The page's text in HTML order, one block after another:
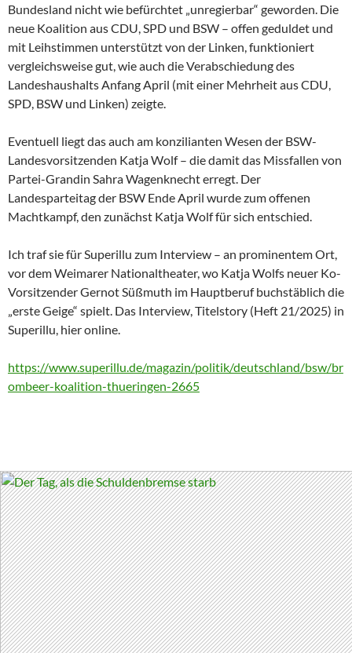
Bundesland nicht wie befürchtet „unregierbar“ geworden. Die
neue Koalition aus CDU, SPD und BSW – offen geduldet und
mit Leihstimmen unterstützt von der Linken, funktioniert
vergleichsweise gut, wie auch die Verabschiedung des
Landeshaushalts Anfang April (mit einer Mehrheit aus CDU,
SPD, BSW und Linken) zeigte.
Eventuell liegt das auch am konzilianten Wesen der BSW-
Landesvorsitzenden Katja Wolf – die damit das Missfallen von
Partei-Grandin Sahra Wagenknecht erregt. Der
Landesparteitag der BSW Ende April wurde zum offenen
Machtkampf, den zunächst Katja Wolf für sich entschied.
Ich traf sie für Superillu zum Interview – an prominentem Ort,
vor dem Weimarer Nationaltheater, wo Katja Wolfs neuer Ko-
Vorsitzender Gernot Süßmuth im Hauptberuf buchstäblich die
„erste Geige“ spielt. Das Interview, Titelstory (Heft 21/2025) in
Superillu, hier online.
https://www.superillu.de/magazin/politik/deutschland/bsw/br
ombeer-koalition-thueringen-2665